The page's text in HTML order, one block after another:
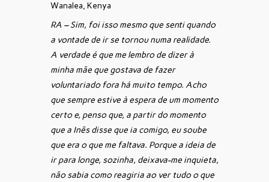
Wanalea, Kenya
RA – Sim, foi isso mesmo que senti quando
a vontade de ir se tornou numa realidade.
A verdade é que me lembro de dizer à
minha mãe que gostava de fazer
voluntariado fora há muito tempo. Acho
que sempre estive à espera de um momento
certo e, penso que, a partir do momento
que a Inês disse que ia comigo, eu soube
que era o que me faltava. Porque a ideia de
ir para longe, sozinha, deixava-me inquieta,
não sabia como reagiria ao ver tudo o que